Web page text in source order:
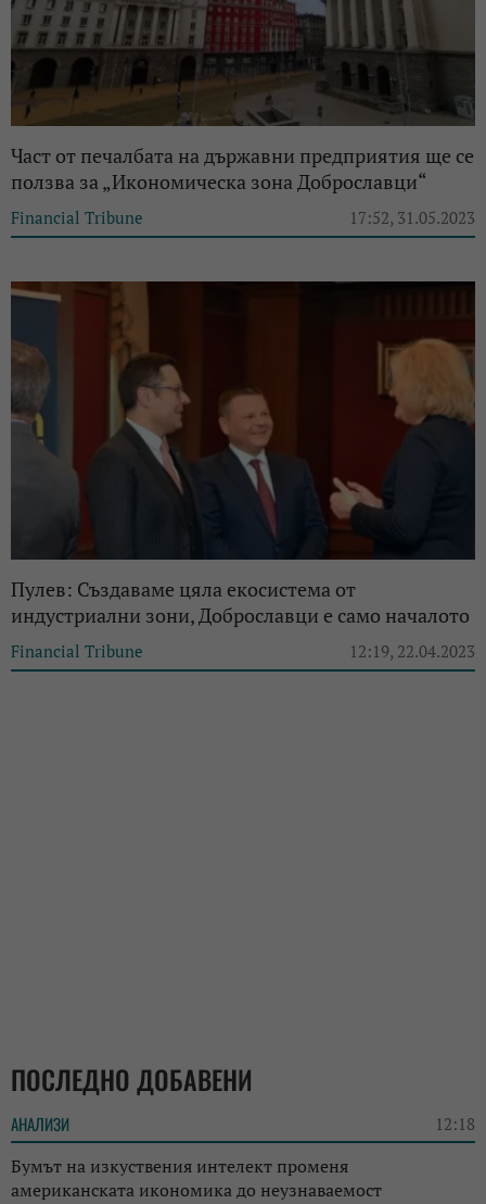
Част от печалбата на държавни предприятия ще се
ползва за „Икономическа зона Доброславци“
Financial Tribune 17:52, 31.05.2023
Пулев: Създаваме цяла екосистема от
индустриални зони, Доброславци e само началото
Financial Tribune 12:19, 22.04.2023
ПОСЛЕДНО ДОБАВЕНИ
АНАЛИЗИ 12:18
Бумът на изкуствения интелект променя
американската икономика до неузнаваемост